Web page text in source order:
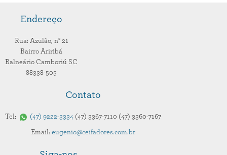
Endereço
Rua: Azulão, n° 21
Bairro Ariribá
Balneário Camboriú SC
88338-505
Contato
Tel: 47 9222-3334 47 3367-7110 47 3360-7167
Email: eugenio@ceifadores.com.br